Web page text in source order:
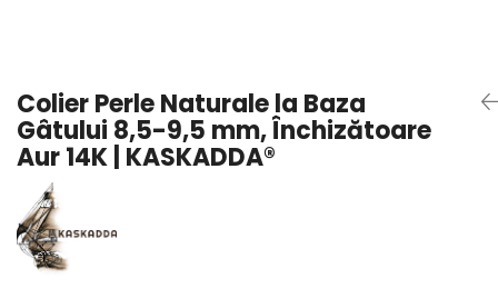
Colier Perle Naturale la Baza
Gâtului 8,5-9,5 mm, Închizătoare
Aur 14K | KASKADDA®